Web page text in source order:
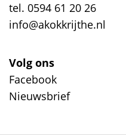
tel. 0594 61 20 26
info@akokkrijthe.nl
Volg ons
Facebook
Nieuwsbrief